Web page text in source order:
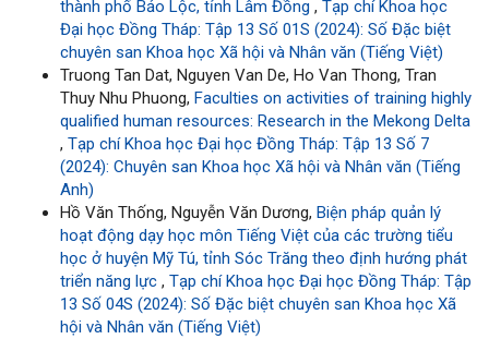
thành phố Bảo Lộc, tỉnh Lâm Đồng , Tạp chí Khoa học
Đại học Đồng Tháp: Tập 13 Số 01S (2024): Số Đặc biệt
chuyên san Khoa học Xã hội và Nhân văn (Tiếng Việt)
Truong Tan Dat, Nguyen Van De, Ho Van Thong, Tran
Thuy Nhu Phuong, Faculties on activities of training highly
qualified human resources: Research in the Mekong Delta
, Tạp chí Khoa học Đại học Đồng Tháp: Tập 13 Số 7
(2024): Chuyên san Khoa học Xã hội và Nhân văn (Tiếng
Anh)
Hồ Văn Thống, Nguyễn Văn Dương, Biện pháp quản lý
hoạt động dạy học môn Tiếng Việt của các trường tiểu
học ở huyện Mỹ Tú, tỉnh Sóc Trăng theo định hướng phát
triển năng lực , Tạp chí Khoa học Đại học Đồng Tháp: Tập
13 Số 04S (2024): Số Đặc biệt chuyên san Khoa học Xã
hội và Nhân văn (Tiếng Việt)